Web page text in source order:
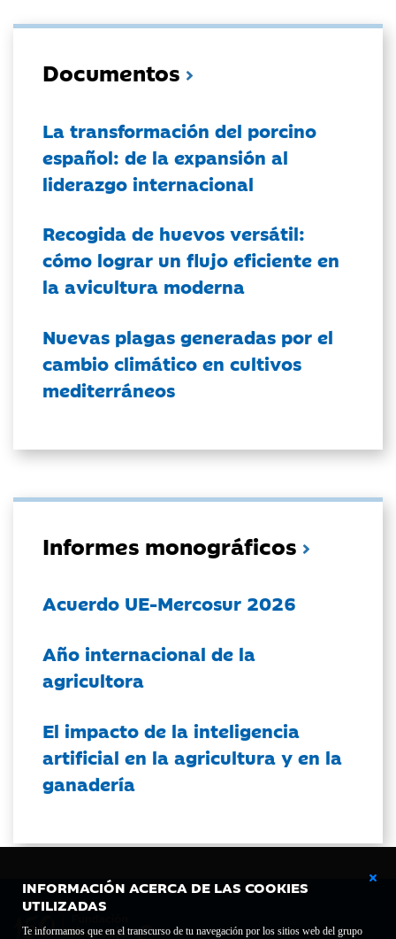
INFORMACIÓN ACERCA DE LAS COOKIES
UTILIZADAS
Te informamos que en el transcurso de tu navegación por los sitios web del grupo
Documentos
La transformación del porcino
español: de la expansión al
liderazgo internacional
Recogida de huevos versátil:
cómo lograr un flujo eficiente en
la avicultura moderna
Nuevas plagas generadas por el
cambio climático en cultivos
mediterráneos
Informes monográficos
Acuerdo UE-Mercosur 2026
Año internacional de la
agricultora
El impacto de la inteligencia
artificial en la agricultura y en la
ganadería